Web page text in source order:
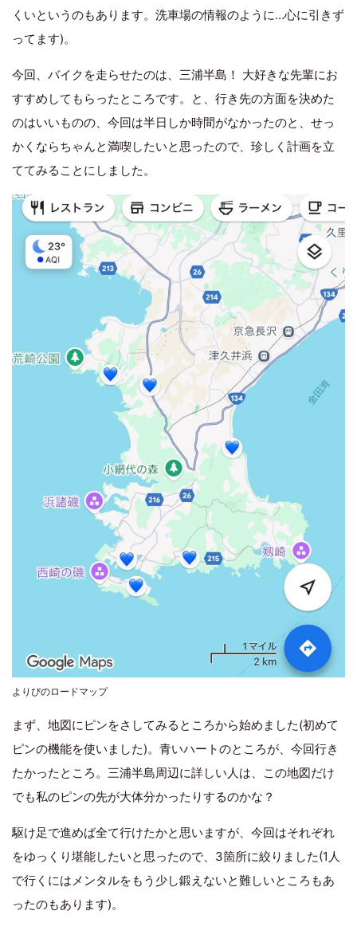
くいというのもあります。洗車場の情報のように…心に引きず
ってます)。
今回、バイクを走らせたのは、三浦半島！ 大好きな先輩にお
すすめしてもらったところです。と、行き先の方面を決めた
のはいいものの、今回は半日しか時間がなかったのと、せっ
かくならちゃんと満喫したいと思ったので、珍しく計画を立
ててみることにしました。
よりぴのロードマップ
まず、地図にピンをさしてみるところから始めました(初めて
ピンの機能を使いました)。青いハートのところが、今回行き
たかったところ。三浦半島周辺に詳しい人は、この地図だけ
でも私のピンの先が大体分かったりするのかな？
駆け足で進めば全て行けたかと思いますが、今回はそれぞれ
をゆっくり堪能したいと思ったので、3箇所に絞りました(1人
で行くにはメンタルをもう少し鍛えないと難しいところもあ
ったのもあります)。